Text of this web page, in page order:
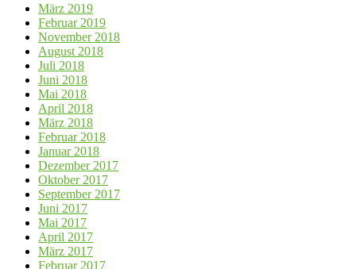
März 2019
Februar 2019
November 2018
August 2018
Juli 2018
Juni 2018
Mai 2018
April 2018
März 2018
Februar 2018
Januar 2018
Dezember 2017
Oktober 2017
September 2017
Juni 2017
Mai 2017
April 2017
März 2017
Februar 2017